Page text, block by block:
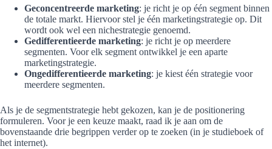
Geconcentreerde marketing: je richt je op één segment binnen
de totale markt. Hiervoor stel je één marketingstrategie op. Dit
wordt ook wel een nichestrategie genoemd.
Gedifferentieerde marketing: je richt je op meerdere
segmenten. Voor elk segment ontwikkel je een aparte
marketingstrategie.
Ongedifferentieerde marketing: je kiest één strategie voor
meerdere segmenten.
Als je de segmentstrategie hebt gekozen, kan je de positionering
formuleren. Voor je een keuze maakt, raad ik je aan om de
bovenstaande drie begrippen verder op te zoeken (in je studieboek of
het internet).